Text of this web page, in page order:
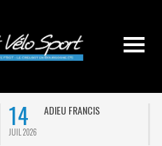
14
JUIL 2026
ADIEU FRANCIS